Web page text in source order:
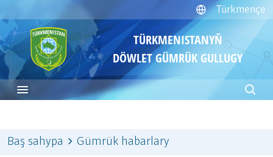
Türkmençe
TÜRKMENISTANYŇ
DÖWLET GÜMRÜK GULLUGY
Baş sahypa Gümrük habarlary